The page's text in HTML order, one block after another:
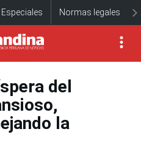
Especiales Normas legales
del
la